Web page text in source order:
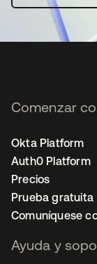
Comenzar
Okta Platform
Auth0 Platform
Precios
Prueba gratuita
Comuníquese
Ayuda y